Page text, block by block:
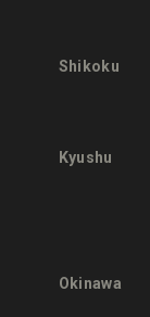
Shikoku
Kyushu
Okinawa